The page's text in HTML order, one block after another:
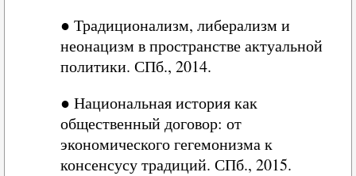
● Традиционализм, либерализм и
неонацизм в пространстве актуальной
политики. СПб., 2014.
● Национальная история как
общественный договор: от
экономического гегемонизма к
консенсусу традиций. СПб., 2015.